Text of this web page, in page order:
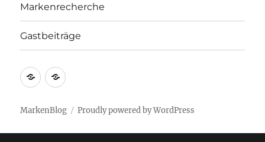
Markenrecherche
Gastbeiträge
Markenrecherche
Gastbeiträge
MarkenBlog Proudly powered by WordPress